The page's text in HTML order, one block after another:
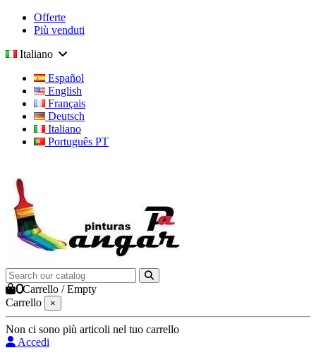
Offerte
Più venduti
Italiano
Español
English
Français
Deutsch
Italiano
Português PT
0Carrello /Empty
Carrello
×
Non ci sono più articoli nel tuo carrello
Accedi